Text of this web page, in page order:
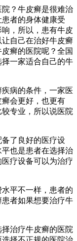
？牛皮癣是很难治
者的身体健康受
，所以，患有牛皮
自己在治好牛皮癣
癣的医院呢？全国
一家适合自己的牛
病的条件，一家医
会更好，也更有
专业，所以说医院
了良好的医疗设
也是患者在选择治
疗设备可以为治疗
平不一样，患者的
者如果想要治疗牛
治疗牛皮癣的医院